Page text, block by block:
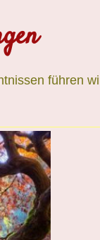
führen